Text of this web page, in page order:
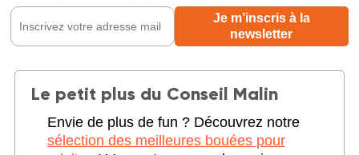
Le petit plus du Conseil Malin
Envie de plus de fun ? Découvrez notre
sélection des meilleures bouées pour